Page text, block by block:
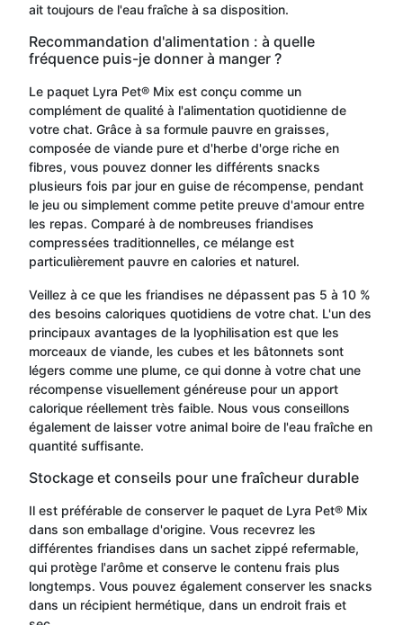
ait toujours de l'eau fraîche à sa disposition.
Recommandation d'alimentation : à quelle
fréquence puis-je donner à manger ?
Le paquet Lyra Pet® Mix est conçu comme un
complément de qualité à l'alimentation quotidienne de
votre chat. Grâce à sa formule pauvre en graisses,
composée de viande pure et d'herbe d'orge riche en
fibres, vous pouvez donner les différents snacks
plusieurs fois par jour en guise de récompense, pendant
le jeu ou simplement comme petite preuve d'amour entre
les repas. Comparé à de nombreuses friandises
compressées traditionnelles, ce mélange est
particulièrement pauvre en calories et naturel.
Veillez à ce que les friandises ne dépassent pas 5 à 10 %
des besoins caloriques quotidiens de votre chat. L'un des
principaux avantages de la lyophilisation est que les
morceaux de viande, les cubes et les bâtonnets sont
légers comme une plume, ce qui donne à votre chat une
récompense visuellement généreuse pour un apport
calorique réellement très faible. Nous vous conseillons
également de laisser votre animal boire de l'eau fraîche en
quantité suffisante.
Stockage et conseils pour une fraîcheur durable
Il est préférable de conserver le paquet de Lyra Pet® Mix
dans son emballage d'origine. Vous recevrez les
différentes friandises dans un sachet zippé refermable,
qui protège l'arôme et conserve le contenu frais plus
longtemps. Vous pouvez également conserver les snacks
dans un récipient hermétique, dans un endroit frais et